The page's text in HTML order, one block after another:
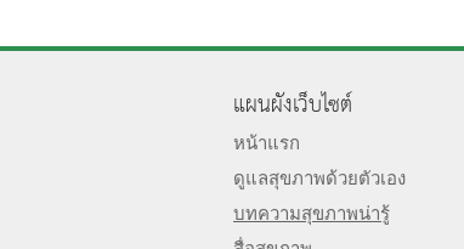
แผนผังเว็บไซต์
หน้าแรก
ดูแลสุขภาพด้วยตัวเอง
บทความสุขภาพน่ารู้